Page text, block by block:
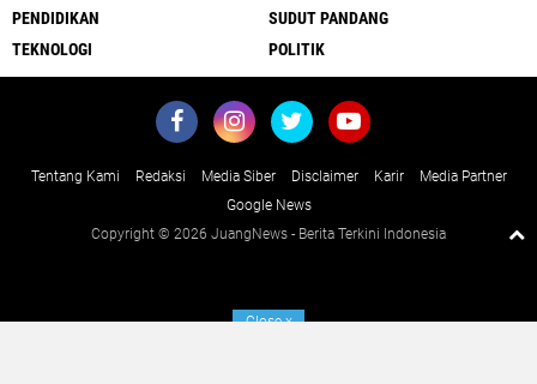
PENDIDIKAN
SUDUT PANDANG
TEKNOLOGI
POLITIK
Tentang Kami Redaksi Media Siber Disclaimer Karir
Media Partner
Google News
Copyright © 2026 JuangNews - Berita Terkini Indonesia
Closex